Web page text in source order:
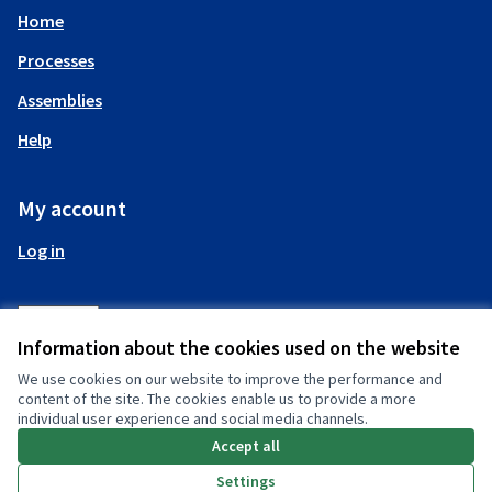
Information about the cookies used on the website
We use cookies on our website to improve the performance and
content of the site. The cookies enable us to provide a more
individual user experience and social media channels.
Accept all
Settings
Home
Processes
Assemblies
Help
My account
Log in
(External link)
(External link)